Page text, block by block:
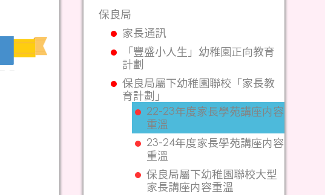
保良局
家長通訊
「豐盛小人生」幼稚園正向教育
計劃
保良局屬下幼稚園聯校「家長教
育計劃」
22-23年度家長學苑講座内容
重溫
23-24年度家長學苑講座内容
重溫
保良局屬下幼稚園聯校大型
家長講座内容重溫